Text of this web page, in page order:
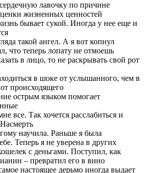
лавочку по причине
жизненных ценностей
бывает сукой. Иногда у нее еще и
такой ангел. А я вот копнул
что теперь лопату не отмоешь
в лицо, то не раскрывать свой рот
в шоке от услышанного, чем в
происходящего
острым языком помогает
все. Так хочется расслабиться и
научила. Раньше я была
Теперь я не уверена в других
с деньгами. Поступил, как
– превратил его в вино
настоящее дерьмо иногда выдает